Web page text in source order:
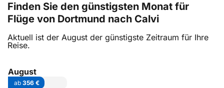
Finden Sie den günstigsten Monat für
Flüge von Dortmund nach Calvi
Aktuell ist der August der günstigste Zeitraum für Ihre
Reise.
August
ab356 €